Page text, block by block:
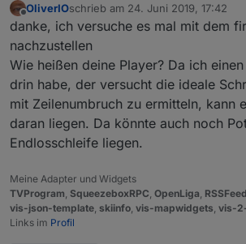
Offline
OliverIOschrieb am 24. Juni 2019, 17:42
zuletzt editiert von
danke, ich versuche es mal mit dem
nachzustellen
Wie heißen deine Player? Da ich
drin habe, der versucht die ideale
mit Zeilenumbruch zu ermitteln, kann
daran liegen. Da könnte auch noch
Endlosschleife liegen.
Meine Adapter und Widgets
TVProgram, SqueezeboxRPC, OpenLiga, RSSFeed
vis-json-template, skiinfo, vis-mapwidgets, vis-
Links im Profil